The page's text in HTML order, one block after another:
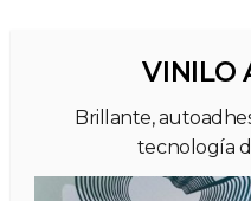
VINILO
Brillante,
tecnología